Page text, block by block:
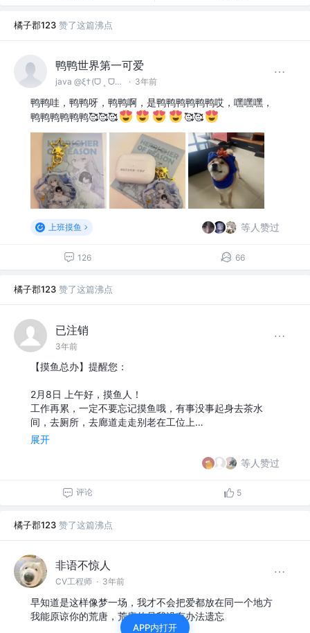
橘子郡123 赞了这篇沸点
鸭鸭世界第一可爱
java @ξ†(ᗜ ˰ ᗜ)†ξ · 3年前
鸭鸭哇，鸭鸭呀，鸭鸭啊，是鸭鸭鸭鸭鸭鸭哎，嘿嘿嘿，
鸭鸭鸭鸭鸭鸭🥰🥰🥰
🥰🥰
上班摸鱼 等人赞过
126 66
橘子郡123 赞了这篇沸点
已注销
3年前
【摸鱼总办】提醒您：
2月8日 上午好，摸鱼人！
工作再累，一定不要忘记摸鱼哦，有事没事起身去茶水
间，去厕所，去廊道走走别老在工位上…
展开
等人赞过
评论 5
橘子郡123 赞了这篇沸点
非语不惊人
CV工程师 · 3年前
早知道是这样像梦一场，我才不会把爱都放在同一个地方
我能原谅你的荒唐，荒唐的是我没有办法遗忘
APP内打开